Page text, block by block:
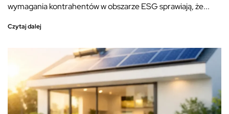
wymagania kontrahentów w obszarze ESG sprawiają, że...
Czytaj dalej